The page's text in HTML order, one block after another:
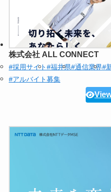
株式会社 ALL CONNECT
#採用サイト#福井県#通信業界#
#アルバイト募集